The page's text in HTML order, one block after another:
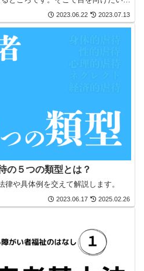
2023.06.22 2023.07.13
の５つの類型とは？
や具体例を交えて解説します。
2023.06.17 2025.02.26